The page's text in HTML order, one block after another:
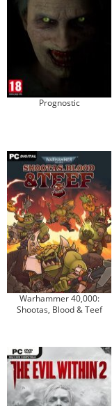
Prognostic
Warhammer 40,000:
Shootas, Blood & Teef